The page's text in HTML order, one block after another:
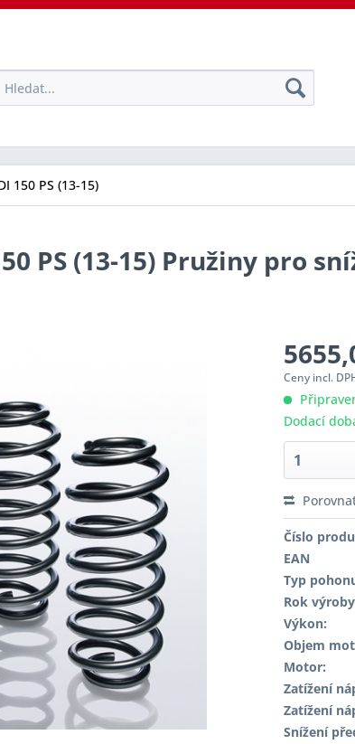
150 PS (13-15)
PS (13-15) Pružiny pro
Ceny incl.
Dodací
Číslo
EAN
Typ
Rok
Výkon:
Objem
Motor:
Zatížení
Zatížení
Snížení